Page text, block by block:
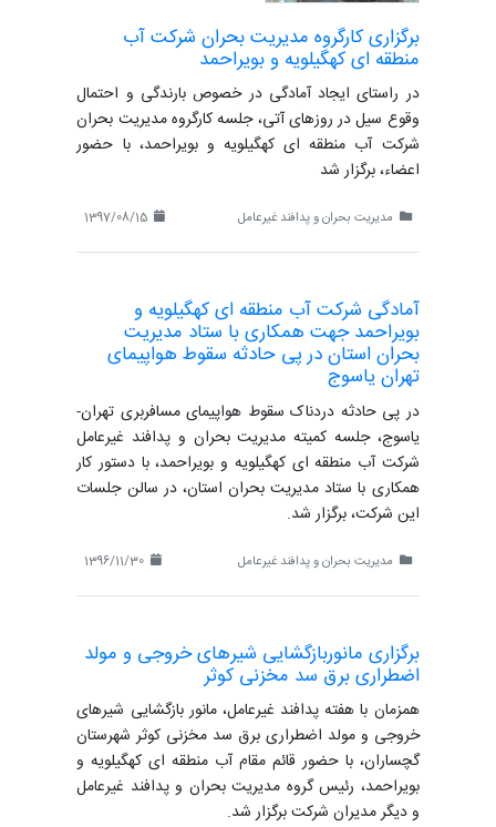
برگزاری کارگروه مدیریت بحران شرکت آب
منطقه ای کهگیلویه و بویراحمد
در راستای ایجاد آمادگی در خصوص بارندگی و احتمال
وقوع سیل در روزهای آتی، جلسه کارگروه مدیریت بحران
شرکت آب منطقه ای کهگیلویه و بویراحمد، با حضور
اعضاء، برگزار شد
مدیریت بحران و پدافند غیرعامل
آمادگی شرکت آب منطقه ای کهگیلویه و
بویراحمد جهت همکاری با ستاد مدیریت
بحران استان در پی حادثه سقوط هواپیمای
تهران یاسوج
در پی حادثه دردناک سقوط هواپیمای مسافربری تهران-
یاسوج، جلسه کمیته مدیریت بحران و پدافند غیرعامل
شرکت آب منطقه ای کهگیلویه و بویراحمد، با دستور کار
همکاری با ستاد مدیریت بحران استان، در سالن جلسات
این شرکت، برگزار شد.
مدیریت بحران و پدافند غیرعامل
برگزاری مانوربازگشایی شیرهای خروجی و مولد
اضطراری برق سد مخزنی کوثر
همزمان با هفته پدافند غیرعامل، مانور بازگشایی شیرهای
خروجی و مولد اضطراری برق سد مخزنی کوثر شهرستان
گچساران، با حضور قائم مقام آب منطقه ای کهگیلویه و
بویراحمد، رئیس گروه مدیریت بحران و پدافند غیرعامل
و دیگر مدیران شرکت برگزار شد.